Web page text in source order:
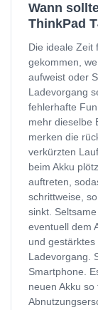
Wann
ThinkPad
Die ideale Zeit
gekommen,
aufweist oder
Ladevorgang
fehlerhafte
mehr dieselbe
merken die
verkürzten
beim Akku
auftreten,
schrittweise,
sinkt.
eventuell dem
und
Ladevorgang.
Smartphone.
neuen Akku